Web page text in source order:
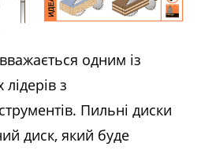
одним із
з
Пильні диски
диск, який буде